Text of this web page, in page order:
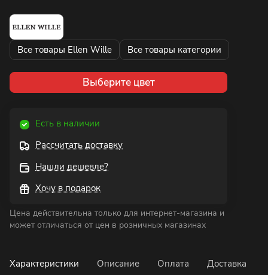
Все товары Ellen Wille Все товары категории
Выберите цвет
Есть в наличии
Рассчитать доставку
Нашли дешевле?
Хочу в подарок
Цена действительна только для интернет-магазина и
может отличаться от цен в розничных магазинах
Характеристики Описание Оплата Доставка